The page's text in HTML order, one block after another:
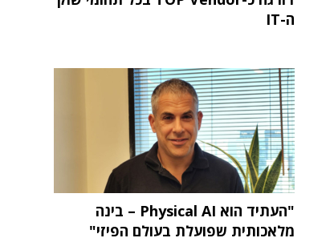
ה-IT
"העתיד הוא Physical AI – בינה
מלאכותית שפועלת בעולם הפיזי"